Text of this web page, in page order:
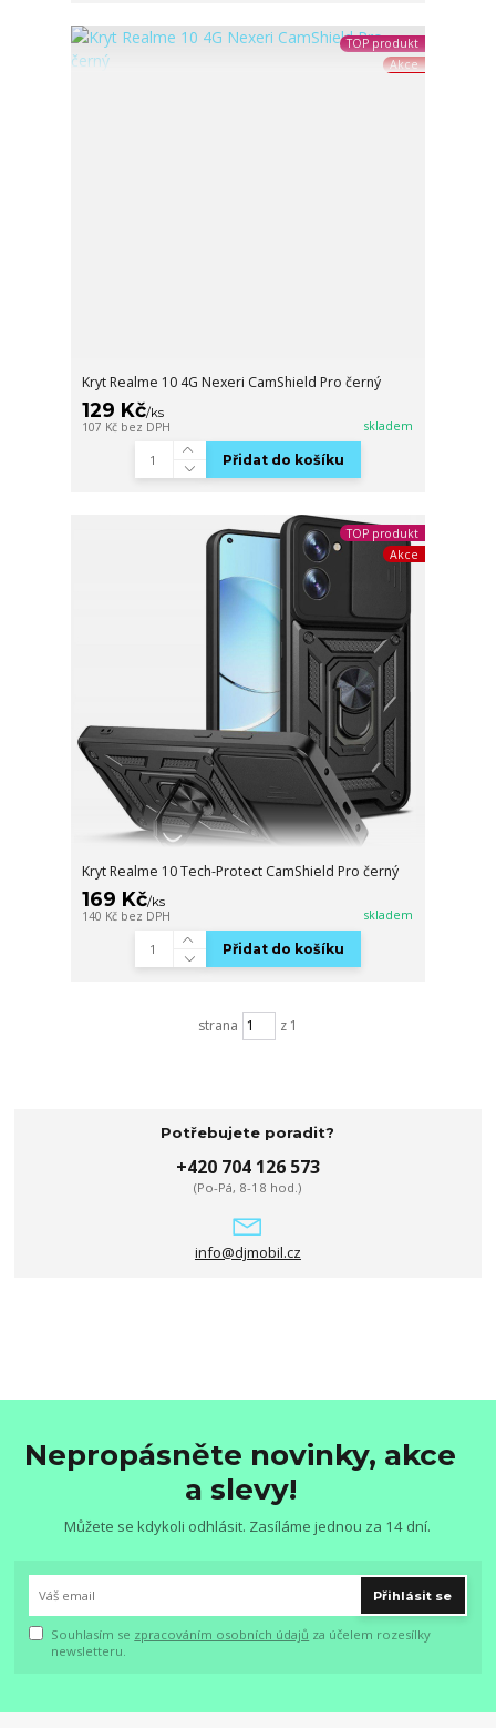
TOP produkt
Akce
Kryt Realme 10 4G Nexeri CamShield Pro černý
129 Kč/ks
107 Kč bez DPH skladem
Přidat do košíku
TOP produkt
Akce
Kryt Realme 10 Tech-Protect CamShield Pro černý
169 Kč/ks
140 Kč bez DPH skladem
Přidat do košíku
strana z 1
Potřebujete poradit?
+420 704 126 573
(Po-Pá, 8-18 hod.)
info@djmobil.cz
Nepropásněte novinky, akce
a slevy!
Můžete se kdykoli odhlásit. Zasíláme jednou za 14 dní.
Přihlásit se
Souhlasím se zpracováním osobních údajů za účelem rozesílky
newsletteru.